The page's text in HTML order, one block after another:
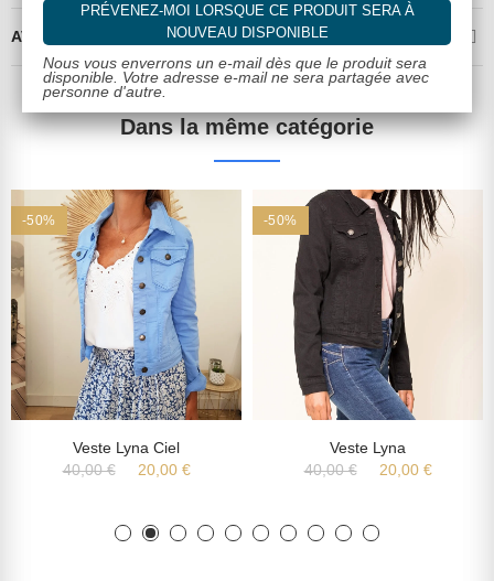
AVIS CLIENTS VALIDÉS
Dans la même catégorie
-50%
Veste Lyna Ciel
40,00 €
20,00 €
-50%
Veste Lyna
40,00 €
20,00 €
PRÉVENEZ-MOI LORSQUE CE PRODUIT SERA À
NOUVEAU DISPONIBLE
Nous vous enverrons un e-mail dès que le produit sera
disponible. Votre adresse e-mail ne sera partagée avec
personne d'autre.